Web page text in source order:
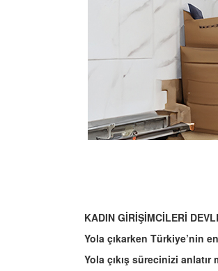
KADIN GİRİŞİMCİLERİ
Yola çıkarken Türkiye’nin
Yola çıkış sürecinizi anlatır